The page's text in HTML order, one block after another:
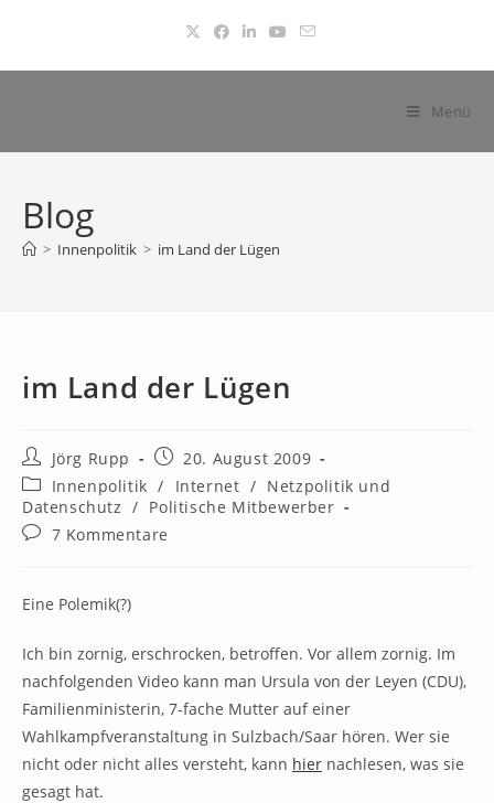
springen
Menü
Blog
> Innenpolitik > im Land der Lügen
im Land der Lügen
Beitrags-
Autor:
Jörg Rupp
Beitrag
veröffentlicht:
20. August 2009
Beitrags-
Kategorie:
Innenpolitik / Internet / Netzpolitik und
Datenschutz / Politische Mitbewerber
Beitrags-
7 Kommentare
Eine Polemik(?)
Ich bin zornig, erschrocken, betroffen. Vor allem zornig. Im
nachfolgenden Video kann man Ursula von der Leyen (CDU),
Familienministerin, 7-fache Mutter auf einer
Wahlkampfveranstaltung in Sulzbach/Saar hören. Wer sie
nicht oder nicht alles versteht, kann hier nachlesen, was sie
gesagt hat.